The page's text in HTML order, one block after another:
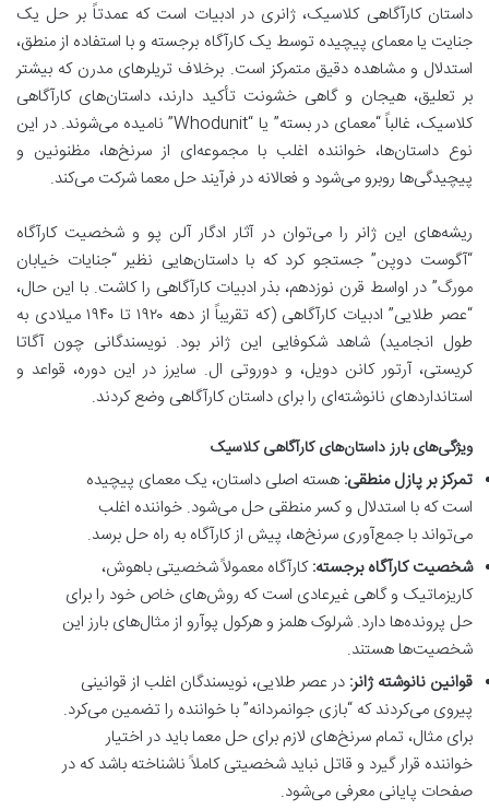
داستان کارآگاهی کلاسیک، ژانری در ادبیات است که عمدتاً بر حل یک
جنایت یا معمای پیچیده توسط یک کارآگاه برجسته و با استفاده از منطق،
استدلال و مشاهده دقیق متمرکز است. برخلاف تریلرهای مدرن که بیشتر
بر تعلیق، هیجان و گاهی خشونت تأکید دارند، داستان‌های کارآگاهی
کلاسیک، غالباً “معمای در بسته” یا “Whodunit” نامیده می‌شوند. در این
نوع داستان‌ها، خواننده اغلب با مجموعه‌ای از سرنخ‌ها، مظنونین و
پیچیدگی‌ها روبرو می‌شود و فعالانه در فرآیند حل معما شرکت می‌کند.
ریشه‌های این ژانر را می‌توان در آثار ادگار آلن پو و شخصیت کارآگاه
“آگوست دوپن” جستجو کرد که با داستان‌هایی نظیر “جنایات خیابان
مورگ” در اواسط قرن نوزدهم، بذر ادبیات کارآگاهی را کاشت. با این حال،
“عصر طلایی” ادبیات کارآگاهی (که تقریباً از دهه ۱۹۲۰ تا ۱۹۴۰ میلادی به
طول انجامید) شاهد شکوفایی این ژانر بود. نویسندگانی چون آگاتا
کریستی، آرتور کانن دویل، و دوروتی ال. سایرز در این دوره، قواعد و
استانداردهای نانوشته‌ای را برای داستان کارآگاهی وضع کردند.
ویژگی‌های بارز داستان‌های کارآگاهی کلاسیک
تمرکز بر پازل منطقی: هسته اصلی داستان، یک معمای پیچیده
است که با استدلال و کسر منطقی حل می‌شود. خواننده اغلب
می‌تواند با جمع‌آوری سرنخ‌ها، پیش از کارآگاه به راه حل برسد.
شخصیت کارآگاه برجسته:کارآگاه معمولاً شخصیتی باهوش،
کاریزماتیک و گاهی غیرعادی است که روش‌های خاص خود را برای
حل پرونده‌ها دارد. شرلوک هلمز و هرکول پوآرو از مثال‌های بارز این
شخصیت‌ها هستند.
قوانین نانوشته ژانر: در عصر طلایی، نویسندگان اغلب از قوانینی
پیروی می‌کردند که “بازی جوانمردانه” با خواننده را تضمین می‌کرد.
برای مثال، تمام سرنخ‌های لازم برای حل معما باید در اختیار
خواننده قرار گیرد و قاتل نباید شخصیتی کاملاً ناشناخته باشد که در
صفحات پایانی معرفی می‌شود.